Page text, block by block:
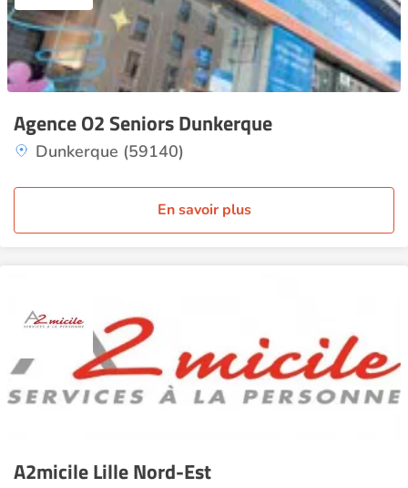
Agence O2 Seniors Dunkerque
Dunkerque (59140)
En savoir plus
A2micile Lille Nord-Est